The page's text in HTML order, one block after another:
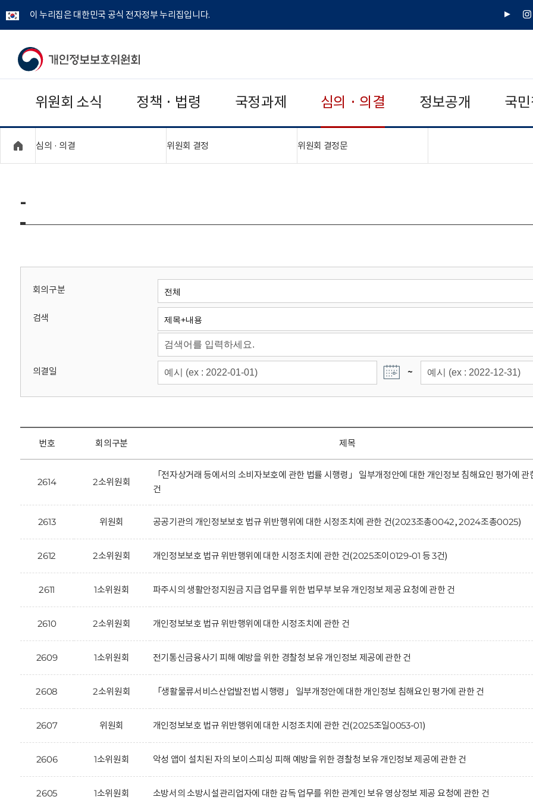
이 누리집은 대한민국 공식 전자정부 누리집입니다.
유
인
개
보
보
위
회
위원회 소식 정책 · 법령 국정과제 심의 · 의결 정보공개 국
심의 · 의결 위원회 결정 위원회 결정문"접기,펼치기"
-
회의구분
검색
의결일 ~
번호 회의구분 제목
2614 2소위원회
「전자상거래 등에서의 소비자보호에 관한 법률 시행령」 일부개정안에 대한 개인정보 침해요인 평가에 관
건
2613 위원회 공공기관의 개인정보보호 법규 위반행위에 대한 시정조치에 관한 건(2023조총0042, 2024조총0025)
2612 2소위원회 개인정보보호 법규 위반행위에 대한 시정조치에 관한 건(2025조이0129-01 등 3건)
2611 1소위원회 파주시의 생활안정지원금 지급 업무를 위한 법무부 보유 개인정보 제공 요청에 관한 건
2610 2소위원회 개인정보보호 법규 위반행위에 대한 시정조치에 관한 건
2609 1소위원회 전기통신금융사기 피해 예방을 위한 경찰청 보유 개인정보 제공에 관한 건
2608 2소위원회 「생활물류서비스산업발전법 시행령」 일부개정안에 대한 개인정보 침해요인 평가에 관한 건
2607 위원회 개인정보보호 법규 위반행위에 대한 시정조치에 관한 건(2025조일0053-01)
2606 1소위원회 악성 앱이 설치된 자의 보이스피싱 피해 예방을 위한 경찰청 보유 개인정보 제공에 관한 건
2605 1소위원회 소방서의 소방시설관리업자에 대한 감독 업무를 위한 관계인 보유 영상정보 제공 요청에 관한 건